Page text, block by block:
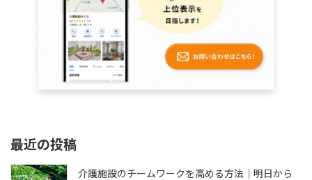
最近の投稿
介護施設のチームワークを高める方法｜明日から